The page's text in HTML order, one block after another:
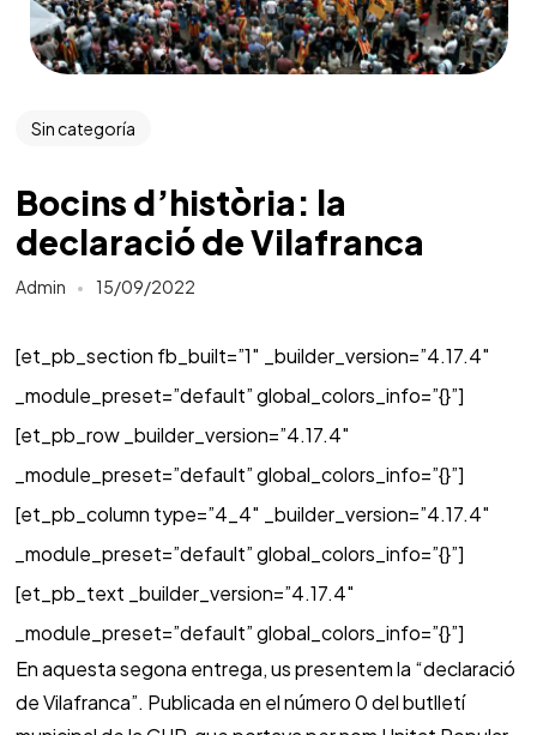
Sin categoría
Bocins d’història: la
declaració de Vilafranca
Admin 15/09/2022
[et_pb_section fb_built=”1″ _builder_version=”4.17.4″
_module_preset=”default” global_colors_info=”{}”]
[et_pb_row _builder_version=”4.17.4″
_module_preset=”default” global_colors_info=”{}”]
[et_pb_column type=”4_4″ _builder_version=”4.17.4″
_module_preset=”default” global_colors_info=”{}”]
[et_pb_text _builder_version=”4.17.4″
_module_preset=”default” global_colors_info=”{}”]
En aquesta segona entrega, us presentem la “declaració
de Vilafranca”. Publicada en el número 0 del butlletí